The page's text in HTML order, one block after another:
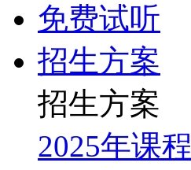
免费试听
招生方案
招生方案
2025年课程